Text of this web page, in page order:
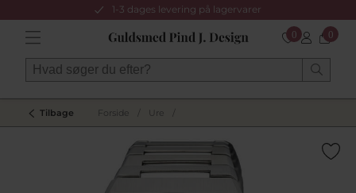
1-3 dages levering på lagervarer
0 0
Tilbage Forside Ure